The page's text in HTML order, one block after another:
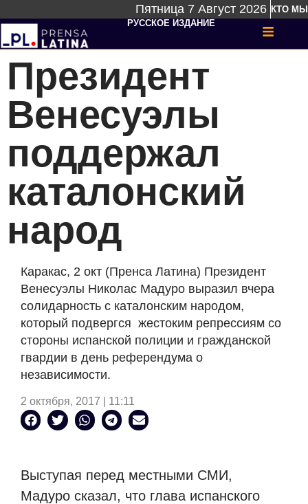
Пятница 7 Август 2026 КТО МЫ
РУССКОЕ ИЗДАНИЕ
Президент
Венесуэлы
поддержал
каталонский
народ
Каракас, 2 окт (Пренса Латина) Президент
Венесуэлы Николас Мадуро выразил вчера
солидарность с каталонским народом,
который подвергся жестоким репрессиям со
стороны испанской полиции и гражданской
гвардии в день референдума о
независимости.
2 октября, 2017 | 11:11
Выступая перед местными СМИ,
Мадуро сказал, что глава испанского